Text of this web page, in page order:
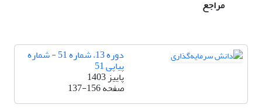
مراجع
دوره 13، شماره 51 - شماره
پیاپی 51
پاییز 1403
صفحه137-156